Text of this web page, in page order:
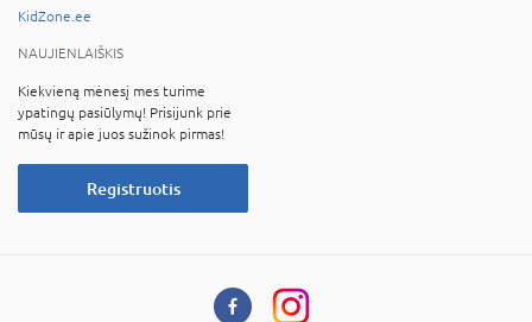
KidZone.ee
NAUJIENLAIŠKIS
Kiekvieną mėnesį mes turime
ypatingų pasiūlymų! Prisijunk prie
mūsų ir apie juos sužinok pirmas!
Registruotis